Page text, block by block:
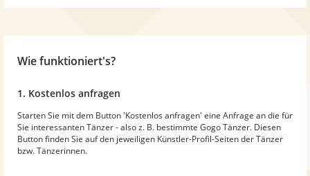
Wie funktioniert's?
1. Kostenlos anfragen
Starten Sie mit dem Button 'Kostenlos anfragen' eine Anfrage an die für
Sie interessanten Tänzer - also z. B. bestimmte Gogo Tänzer. Diesen
Button finden Sie auf den jeweiligen Künstler-Profil-Seiten der Tänzer
bzw. Tänzerinnen.